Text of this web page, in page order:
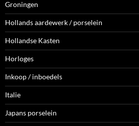
Groningen
Hollands aardewerk / porselein
Hollandse Kasten
Horloges
Inkoop / inboedels
Italie
Japans porselein